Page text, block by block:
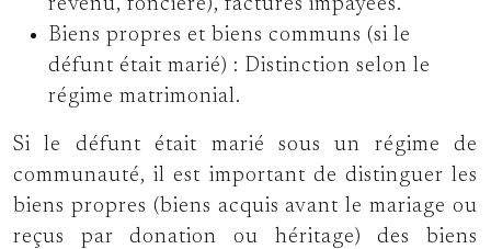
revenu, foncière), factures impayées.
Biens propres et biens communs (si le
défunt était marié) : Distinction selon le
régime matrimonial.
Si le défunt était marié sous un régime de
communauté, il est important de distinguer les
biens propres (biens acquis avant le mariage ou
reçus par donation ou héritage) des biens